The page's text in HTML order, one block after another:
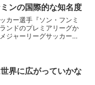
いました。それは、韓国
下、KBO...
ンの国際的な知名度
カー選手『ソン・フンミ
ンドのプレミアリーグか
ジャーリーグサッカーに
事は何度か...
界に広がっていかな